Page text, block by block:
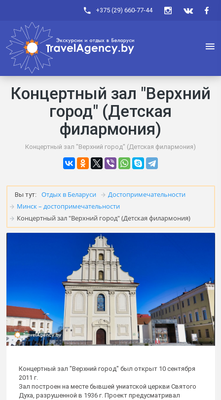
+375 (29) 660-77-44
Концертный зал "Верхний
город" (Детская
филармония)
Концертный зал "Верхний город" (Детская филармония)
Вы тут: Отдых в Беларуси
Достопримечательности
Минск – достопримечательности
Концертный зал "Верхний город" (Детская филармония)
Концертный зал "Верхний город" был открыт 10 сентября
2011 г.
Зал построен на месте бывшей униатской церкви Святого
Духа, разрушенной в 1936 г. Проект предусматривал